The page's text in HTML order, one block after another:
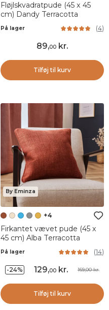
Fløjlskvadratpude (45 x 45
cm) Dandy Terracotta
På lager (4)
89,00 kr.
Tilføj til kurv
By Eminza
+4
Firkantet vævet pude (45 x
45 cm) Alba Terracotta
På lager (14)
-24% 129,00kr. 169,00 kr.
Tilføj til kurv